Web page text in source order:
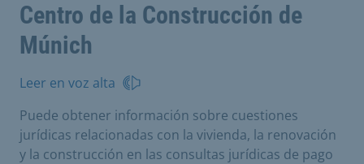
Centro de la Construcción de
Múnich
Leer en voz alta
Puede obtener información sobre cuestiones
jurídicas relacionadas con la vivienda, la renovación
y la construcción en las consultas jurídicas de pago